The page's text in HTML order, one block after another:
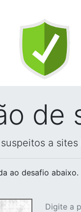
de
a
ao desafio abaixo.
Digite a